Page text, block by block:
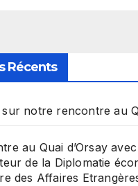
Récents
notre rencontre au
au Quai d’Orsay
de la Diplomatie
des Affaires